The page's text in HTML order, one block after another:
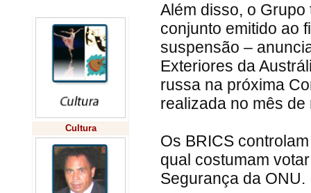
Cultura
Além disso, o
conjunto emitido ao
suspensão –
Exteriores da
russa na próxima
realizada no mês
Os BRICS
qual costumam
Segurança da ONU.